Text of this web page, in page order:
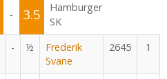
- 3.5
Hamburger
SK
- ½
Frederik
Svane
2645 1